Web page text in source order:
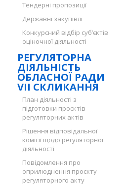
Тендерні пропозиції
Державні закупівлі
Конкурсний відбір суб’єктів
оціночної діяльності
РЕГУЛЯТОРНА
ДІЯЛЬНІСТЬ
ОБЛАСНОЇ РАДИ
VII СКЛИКАННЯ
План діяльності з
підготовки проєктів
регуляторних актів
Рішення відповідальної
комісії щодо регуляторної
діяльності
Повідомлення про
оприлюднення проєкту
регуляторного акту